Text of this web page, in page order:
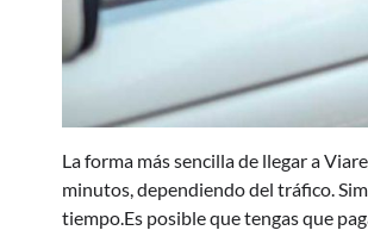
La forma más sencilla de llegar a
minutos, dependiendo del tráfico.
tiempo.Es posible que tengas que